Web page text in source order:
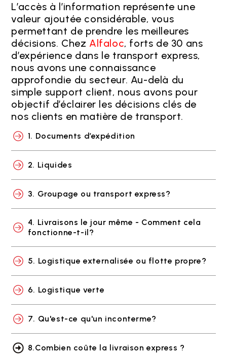
L’accès à l’information représente une
valeur ajoutée considérable, vous
permettant de prendre les meilleures
décisions. Chez Alfaloc, forts de 30 ans
d’expérience dans le transport express,
nous avons une connaissance
approfondie du secteur. Au-delà du
simple support client, nous avons pour
objectif d’éclairer les décisions clés de
nos clients en matière de transport.
1. Documents d’expédition
2. Liquides
3. Groupage ou transport express?
4. Livraisons le jour même - Comment cela
fonctionne-t-il?
5. Logistique externalisée ou flotte propre?
6. Logistique verte
7. Qu'est-ce qu'un inconterme?
8.Combien coûte la livraison express ?